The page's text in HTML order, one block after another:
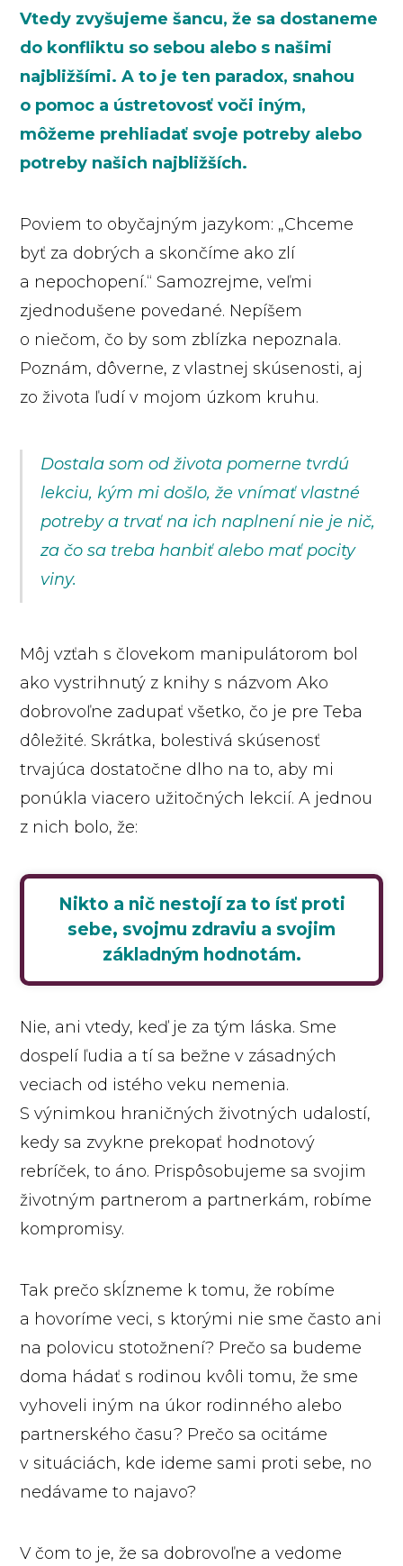
Vtedy zvyšujeme šancu, že sa dostaneme
do konfliktu so sebou alebo s našimi
najbližšími. A to je ten paradox, snahou
o pomoc a ústretovosť voči iným,
môžeme prehliadať svoje potreby alebo
potreby našich najbližších.
Poviem to obyčajným jazykom: „Chceme
byť za dobrých a skončíme ako zlí
a nepochopení.“ Samozrejme, veľmi
zjednodušene povedané. Nepíšem
o niečom, čo by som zblízka nepoznala.
Poznám, dôverne, z vlastnej skúsenosti, aj
zo života ľudí v mojom úzkom kruhu.
Dostala som od života pomerne tvrdú
lekciu, kým mi došlo, že vnímať vlastné
potreby a trvať na ich naplnení nie je nič,
za čo sa treba hanbiť alebo mať pocity
viny.
Môj vzťah s človekom manipulátorom bol
ako vystrihnutý z knihy s názvom Ako
dobrovoľne zadupať všetko, čo je pre Teba
dôležité. Skrátka, bolestivá skúsenosť
trvajúca dostatočne dlho na to, aby mi
ponúkla viacero užitočných lekcií. A jednou
z nich bolo, že:
Nikto a nič nestojí za to ísť proti
sebe, svojmu zdraviu a svojim
základným hodnotám.
Nie, ani vtedy, keď je za tým láska. Sme
dospelí ľudia a tí sa bežne v zásadných
veciach od istého veku nemenia.
S výnimkou hraničných životných udalostí,
kedy sa zvykne prekopať hodnotový
rebríček, to áno. Prispôsobujeme sa svojim
životným partnerom a partnerkám, robíme
kompromisy.
Tak prečo skĺzneme k tomu, že robíme
a hovoríme veci, s ktorými nie sme často ani
na polovicu stotožnení? Prečo sa budeme
doma hádať s rodinou kvôli tomu, že sme
vyhoveli iným na úkor rodinného alebo
partnerského času? Prečo sa ocitáme
v situáciách, kde ideme sami proti sebe, no
nedávame to najavo?
V čom to je, že sa dobrovoľne a vedome